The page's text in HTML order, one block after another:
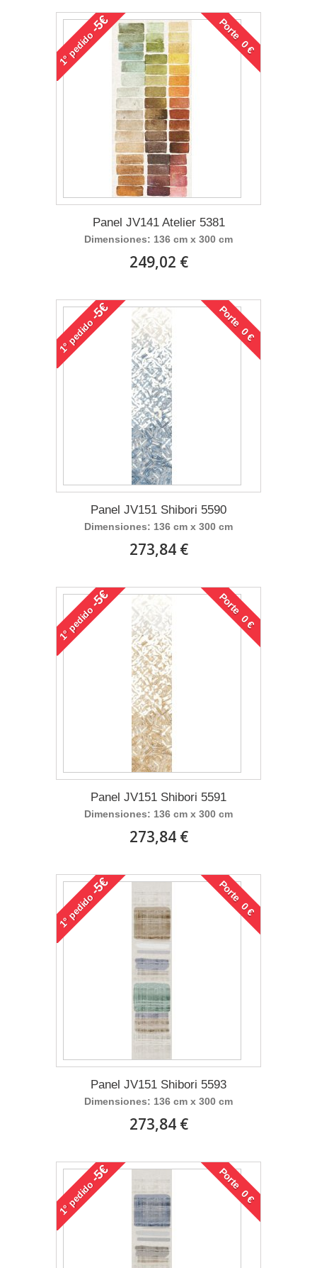
1°
pedido
-5€ Porte 0 €
Panel JV141 Atelier 5381
Dimensiones: 136 cm x 300 cm
249,02 €
1°
pedido
-5€ Porte 0 €
Panel JV151 Shibori 5590
Dimensiones: 136 cm x 300 cm
273,84 €
1°
pedido
-5€ Porte 0 €
Panel JV151 Shibori 5591
Dimensiones: 136 cm x 300 cm
273,84 €
1°
pedido
-5€ Porte 0 €
Panel JV151 Shibori 5593
Dimensiones: 136 cm x 300 cm
273,84 €
1°
pedido
-5€ Porte 0 €